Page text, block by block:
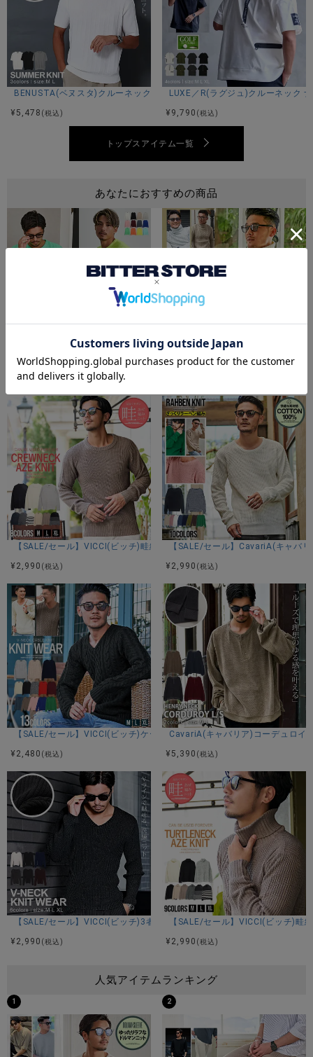
M：着丈67身幅48肩幅44袖丈60
L：着丈69身幅50肩幅46袖丈62
XL：着丈71身幅52肩幅48袖丈63
※平置き計測。
モデル
TAKA：身長185cm 体重70kg Lサイズ着用
TAIRA：身長180cm 体重67kg Lサイズ着用
Koutaro：身長181cm 体重65kg Lサイズ着用
カラー展開
オフホワイト/キャメル/ネイビー/ブラック/ブラックミック
ス/グレー/オフホワイト×ネイビー/ブラック×オフホワイト/
アイボリーグラデーション/ブラックグラデーション/モカ/ベ
ージュ
アイテムガイド
伸縮性－あり 透け感－なし 生地の厚み－普通 裏地－なしbr>
※当店スタッフの個人的な感想になります。お客様により、感
じ方等異なる場合がございますので、あくまでもご参考とし
てご利用ください。
BENUSTA(ベヌスタ)クルーネック半袖ニット/3色
¥ 5,478 (税込)
LUXE／R(ラグジュ)クルーネック
¥ 9,790 (税込)
トップスアイテム一覧
あなたにおすすめの商品
CavariA(キャバリア)畦編みクルーネック長袖ネオンカラーニットソー/全
4,290(税込)
【SALE/セール】VICCI(ビッチ)ケ
【SALE/セール】VICCI(ビッチ)畦編みクルーネック長袖ニットソー/全8色
¥ 2,990 (税込)
【SALE/セール】CavariA(キャバ
¥ 2,990 (税込)
【SALE/セール】VICCI(ビッチ)ケーブル編みVネック長袖ニットソー/全
¥ 2,480 (税込)
CavariA(キャバリア)コーデュロイ
¥ 5,390 (税込)
【SALE/セール】VICCI(ビッチ)3者混ループヤーンVネック/全6色
¥ 2,990 (税込)
【SALE/セール】VICCI(ビッチ)畦
¥ 2,990 (税込)
人気アイテムランキング
1 2